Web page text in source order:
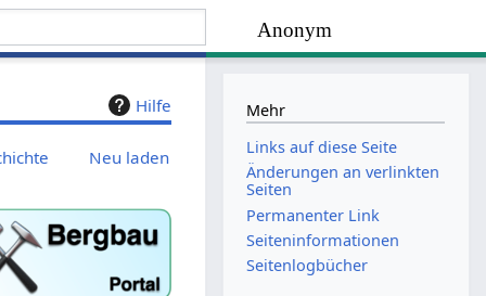
Anonym
Hilfe
Neu laden
Mehr
Links auf diese Seite
Änderungen an verlinkten
Seiten
Permanenter Link
Seiten­­informationen
Seitenlogbücher